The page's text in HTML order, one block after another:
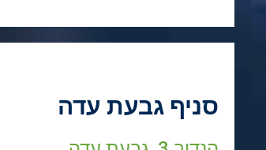
סניף גבעת עדה